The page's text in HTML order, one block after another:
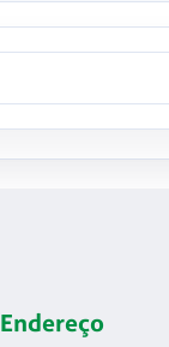
Endereço